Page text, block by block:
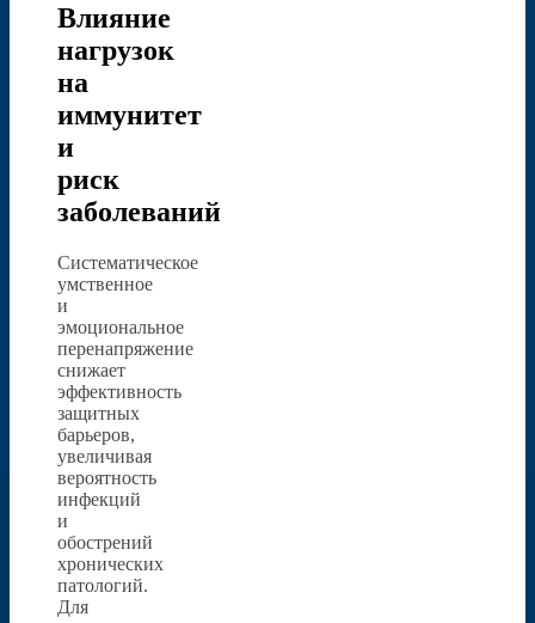
Влияние
нагрузок
на
иммунитет
и
риск
заболеваний
Систематическое
умственное
и
эмоциональное
перенапряжение
снижает
эффективность
защитных
барьеров,
увеличивая
вероятность
инфекций
и
обострений
хронических
патологий.
Для